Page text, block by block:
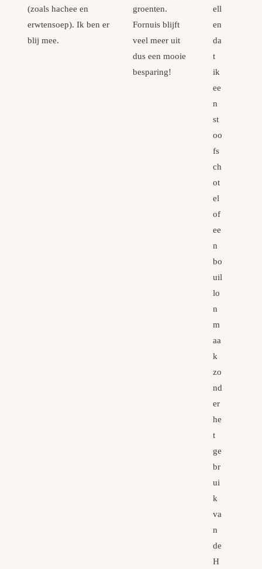
(zoals hachee en
erwtensoep). Ik ben er
blij mee.
groenten.
Fornuis blijft
veel meer uit
dus een mooie
besparing!
ell
en
da
t
ik
ee
n
st
oo
fs
ch
ot
el
of
ee
n
bo
uil
lo
n
m
aa
k
zo
nd
er
he
t
ge
br
ui
k
va
n
de
H